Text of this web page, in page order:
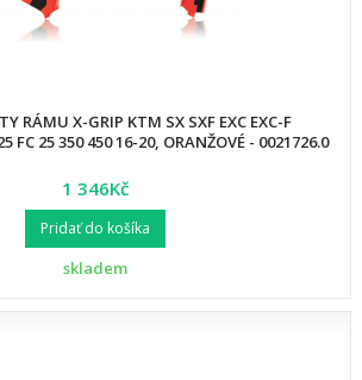
RÁMU X-GRIP KTM SX SXF EXC EXC-F
FC 25 350 450 16-20, ORANŽOVÉ - 0021726.0
1 346Kč
Pridať do košíka
skladem